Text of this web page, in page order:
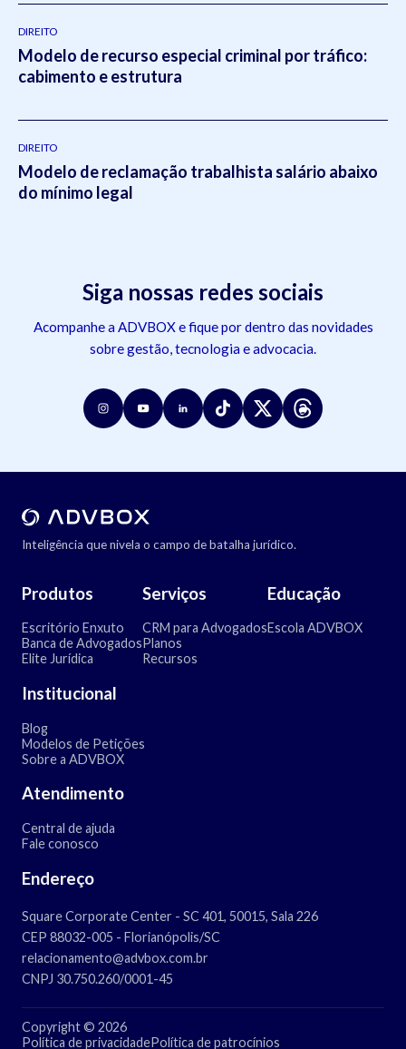
DIREITO
Modelo de recurso especial criminal por tráfico:
cabimento e estrutura
DIREITO
Modelo de reclamação trabalhista salário abaixo
do mínimo legal
Siga nossas redes sociais
Acompanhe a ADVBOX e fique por dentro das novidades
sobre gestão, tecnologia e advocacia.
Inteligência que nivela o campo de batalha jurídico.
Produtos
Escritório Enxuto
Banca de Advogados
Elite Jurídica
Serviços
CRM para Advogados
Planos
Recursos
Educação
Escola ADVBOX
Institucional
Blog
Modelos de Petições
Sobre a ADVBOX
Atendimento
Central de ajuda
Fale conosco
Endereço
Square Corporate Center - SC 401, 50015, Sala 226
CEP 88032-005 - Florianópolis/SC
relacionamento@advbox.com.br
CNPJ 30.750.260/0001-45
Copyright © 2026
Política de privacidadePolítica de patrocínios